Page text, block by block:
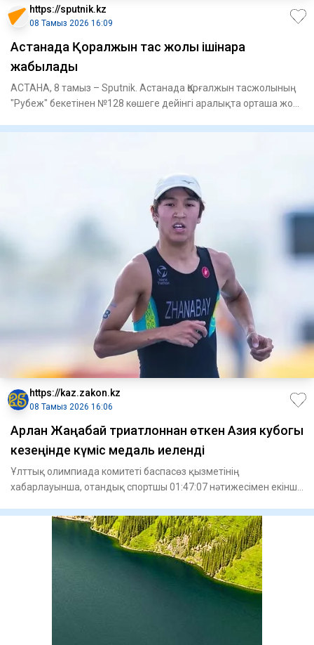
https://sputnik.kz
08 Тамыз 2026 16:09
Астанада Қорғалжын тас жолы ішінара
жабылады
АСТАНА, 8 тамыз – Sputnik. Астанада Қорғалжын тасжолының
"Рубеж" бекетінен №128 көшеге дейінгі аралықта орташа жол
https://kaz.zakon.kz
08 Тамыз 2026 16:06
Арлан Жаңабай триатлоннан өткен Азия кубогы
кезеңінде күміс медаль иеленді
Ұлттық олимпиада комитеті баспасөз қызметінің
хабарлауынша, отандық спортшы 01:47:07 нәтижесімен екінші